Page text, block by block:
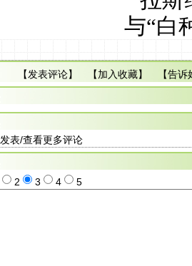
【发表评论】 【加入收藏】 【告诉
表/查看更多评论
2 3 4 5